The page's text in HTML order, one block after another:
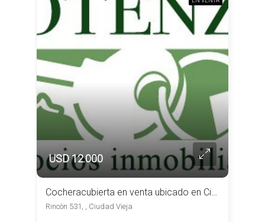
USD 12.000
Cocheracubierta en venta ubicado en Ciudad Vieja
Rincón 531, , Ciudad Vieja